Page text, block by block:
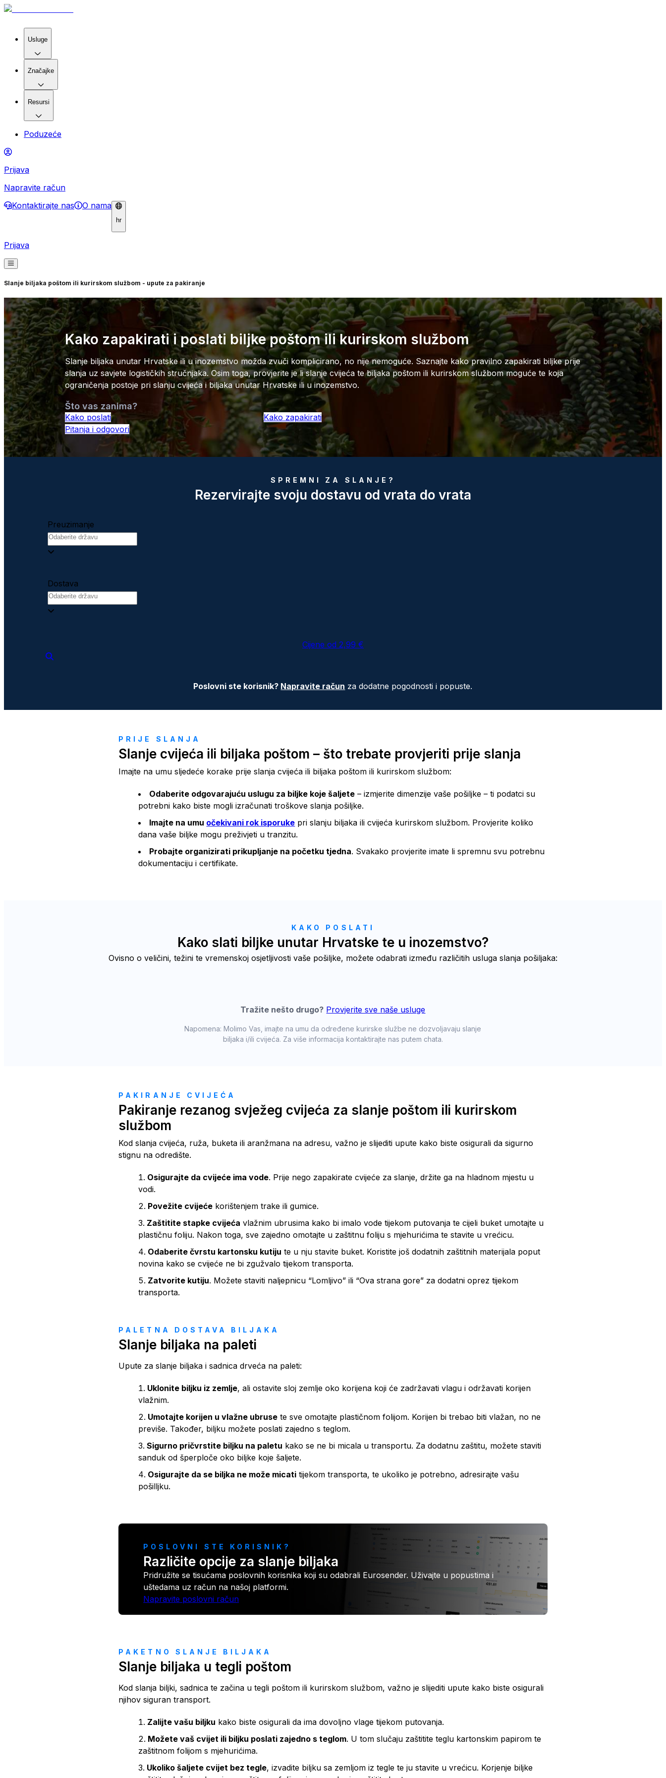
Usluge
Značajke
Resursi
Poduzeće
Prijava
Napravite račun
Kontaktirajte nas
O nama
hr
Prijava
Slanje biljaka poštom ili kurirskom službom - upute za pakiranje
Kako zapakirati i poslati biljke poštom ili kurirskom službom
Slanje biljaka unutar Hrvatske ili u inozemstvo možda zvuči komplicirano, no nije nemoguće. Saznajte kako pravilno zapakirati biljke prije
slanja uz savjete logističkih stručnjaka. Osim toga, provjerite je li slanje cvijeća te biljaka poštom ili kurirskom službom moguće te koja
ograničenja postoje pri slanju cvijeća i biljaka unutar Hrvatske ili u inozemstvo.
Što vas zanima?
Kako poslati
Kako zapakirati
Pitanja i odgovori
SPREMNI ZA SLANJE?
Rezervirajte svoju dostavu od vrata do vrata
Preuzimanje
Dostava
Cijene od 2,99 €
Poslovni ste korisnik? Napravite račun za dodatne pogodnosti i popuste.
PRIJE SLANJA
Slanje cvijeća ili biljaka poštom – što trebate provjeriti prije slanja
Imajte na umu sljedeće korake prije slanja cvijeća ili biljaka poštom ili kurirskom službom:
Odaberite odgovarajuću uslugu za biljke koje šaljete – izmjerite dimenzije vaše pošiljke – ti podatci su
potrebni kako biste mogli izračunati troškove slanja pošiljke.
Imajte na umu očekivani rok isporuke pri slanju biljaka ili cvijeća kurirskom službom. Provjerite koliko
dana vaše biljke mogu preživjeti u tranzitu.
Probajte organizirati prikupljanje na početku tjedna. Svakako provjerite imate li spremnu svu potrebnu
dokumentaciju i certifikate.
KAKO POSLATI
Kako slati biljke unutar Hrvatske te u inozemstvo?
Ovisno o veličini, težini te vremenskoj osjetljivosti vaše pošiljke, možete odabrati između različitih usluga slanja pošiljaka:
Tražite nešto drugo? Provjerite sve naše usluge
Napomena: Molimo Vas, imajte na umu da određene kurirske službe ne dozvoljavaju slanje
biljaka i/ili cvijeća. Za više informacija kontaktirajte nas putem chata.
PAKIRANJE CVIJEĆA
Pakiranje rezanog svježeg cvijeća za slanje poštom ili kurirskom
službom
Kod slanja cvijeća, ruža, buketa ili aranžmana na adresu, važno je slijediti upute kako biste osigurali da sigurno
stignu na odredište.
Osigurajte da cvijeće ima vode. Prije nego zapakirate cvijeće za slanje, držite ga na hladnom mjestu u
vodi.
Povežite cvijeće korištenjem trake ili gumice.
Zaštitite stapke cvijeća vlažnim ubrusima kako bi imalo vode tijekom putovanja te cijeli buket umotajte u
plastičnu foliju. Nakon toga, sve zajedno omotajte u zaštitnu foliju s mjehurićima te stavite u vrećicu.
Odaberite čvrstu kartonsku kutiju te u nju stavite buket. Koristite još dodatnih zaštitnih materijala poput
novina kako se cvijeće ne bi zgužvalo tijekom transporta.
Zatvorite kutiju. Možete staviti naljepnicu “Lomljivo” ili “Ova strana gore” za dodatni oprez tijekom
transporta.
PALETNA DOSTAVA BILJAKA
Slanje biljaka na paleti
Upute za slanje biljaka i sadnica drveća na paleti:
Uklonite biljku iz zemlje, ali ostavite sloj zemlje oko korijena koji će zadržavati vlagu i održavati korijen
vlažnim.
Umotajte korijen u vlažne ubruse te sve omotajte plastičnom folijom. Korijen bi trebao biti vlažan, no ne
previše. Također, biljku možete poslati zajedno s teglom.
Sigurno pričvrstite biljku na paletu kako se ne bi micala u transportu. Za dodatnu zaštitu, možete staviti
sanduk od šperploče oko biljke koje šaljete.
Osigurajte da se biljka ne može micati tijekom transporta, te ukoliko je potrebno, adresirajte vašu
pošilljku.
POSLOVNI STE KORISNIK?
Različite opcije za slanje biljaka
Pridružite se tisućama poslovnih korisnika koji su odabrali Eurosender. Uživajte u popustima i
uštedama uz račun na našoj platformi.
Napravite poslovni račun
PAKETNO SLANJE BILJAKA
Slanje biljaka u tegli poštom
Kod slanja biljki, sadnica te začina u tegli poštom ili kurirskom službom, važno je slijediti upute kako biste osigurali
njihov siguran transport.
Zalijte vašu biljku kako biste osigurali da ima dovoljno vlage tijekom putovanja.
Možete vaš cvijet ili biljku poslati zajedno s teglom. U tom slučaju zaštitite teglu kartonskim papirom te
zaštitnom folijom s mjehurićima.
Ukoliko šaljete cvijet bez tegle, izvadite biljku sa zemljom iz tegle te ju stavite u vrećicu. Korjenje biljke